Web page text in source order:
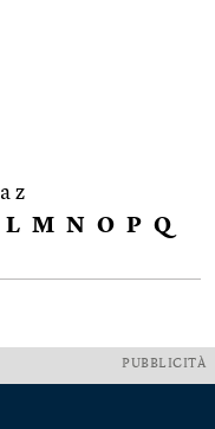
z
L M N O P Q
PUBBLICITÀ